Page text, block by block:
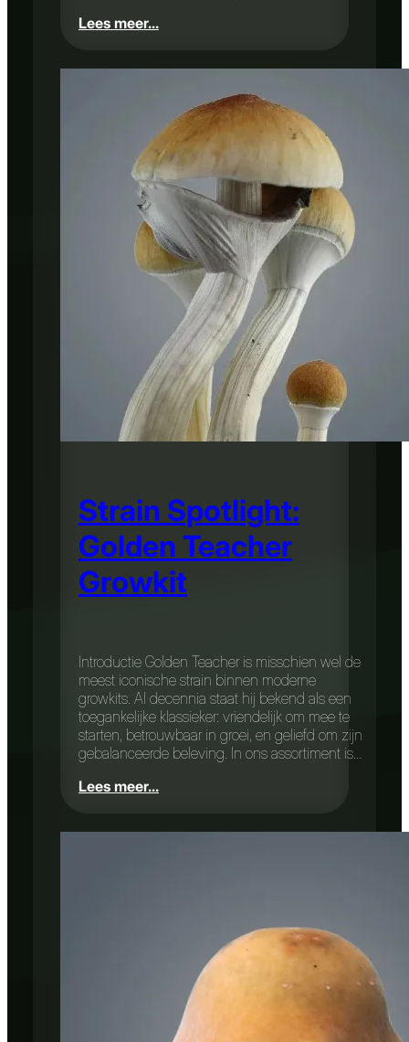
Lees meer...
Strain Spotlight:
Golden Teacher
Growkit
Introductie Golden Teacher is misschien wel de
meest iconische strain binnen moderne
growkits. Al decennia staat hij bekend als een
toegankelijke klassieker: vriendelijk om mee te
starten, betrouwbaar in groei, en geliefd om zijn
gebalanceerde beleving. In ons assortiment is…
Lees meer...